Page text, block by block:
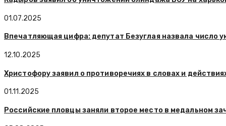
01.07.2025
Впечатляющая цифра: депутат Безуглая назвала число
12.10.2025
Христофору заявил о противоречиях в словах и
01.11.2025
Российские пловцы заняли второе место в медальном